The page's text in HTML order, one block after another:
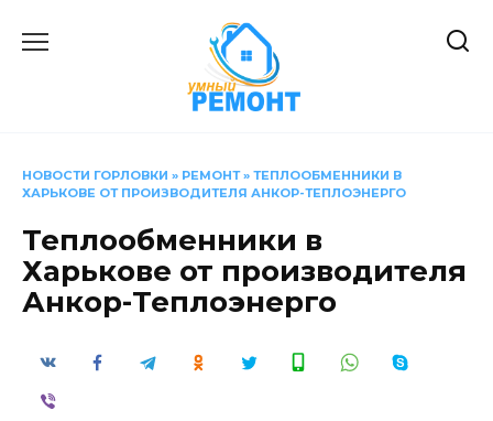
НОВОСТИ ГОРЛОВКИ » РЕМОНТ» ТЕПЛООБМЕННИКИ В
ХАРЬКОВЕ ОТ ПРОИЗВОДИТЕЛЯ АНКОР-ТЕПЛОЭНЕРГО
Теплообменники в
Харькове от производителя
Анкор-Теплоэнерго